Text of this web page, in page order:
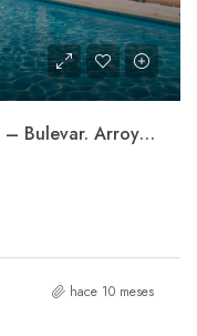
Piso en venta en Las Castañeras – Bulevar. Arroyomolinos
hace 10 meses